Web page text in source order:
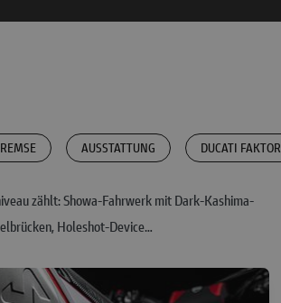
AUSSTATTUNG DUCATI FAKTOR
zählt: Showa-Fahrwerk mit Dark-Kashima-
Holeshot-Device…